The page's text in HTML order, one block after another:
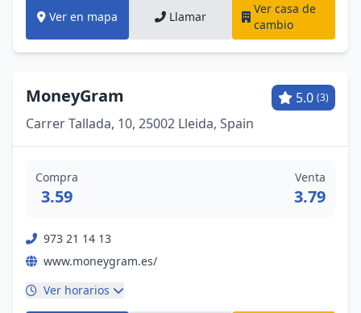
Ver en mapa Llamar
Ver casa de
cambio
MoneyGram 5.0 (3)
Carrer Tallada, 10, 25002 Lleida, Spain
Compra
3.59
Venta
3.79
973 21 14 13
www.moneygram.es/
Ver horarios